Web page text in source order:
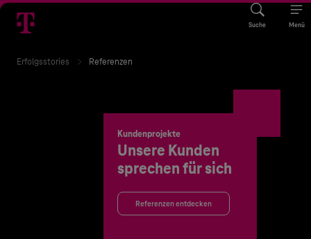
Suche Menü
Erfolgsstories Referenzen
Kundenprojekte
Unsere Kunden
sprechen für sich
Referenzen entdecken